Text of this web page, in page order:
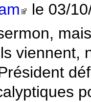
le 03/
viennent,